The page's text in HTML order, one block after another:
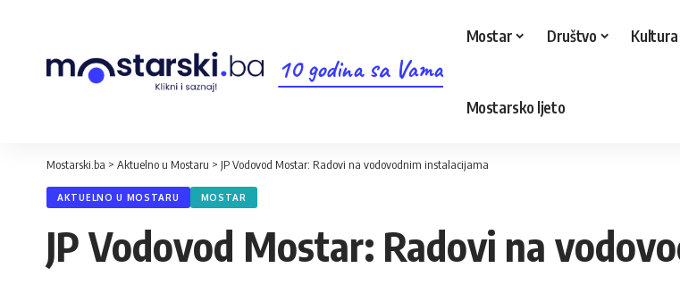
10 godina sa Vama
Mostar Društvo Kultura
Mostarsko ljeto
Mostarski.ba > Aktuelno u Mostaru > JP Vodovod Mostar: Radovi na vodovodnim instalacijama
AKTUELNO U MOSTARU MOSTAR
JP Vodovod Mostar: Radovi na